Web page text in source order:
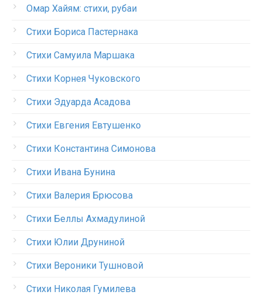
Омар Хайям: стихи, рубаи
Стихи Бориса Пастернака
Стихи Самуила Маршака
Стихи Корнея Чуковского
Стихи Эдуарда Асадова
Стихи Евгения Евтушенко
Стихи Константина Симонова
Стихи Ивана Бунина
Стихи Валерия Брюсова
Стихи Беллы Ахмадулиной
Стихи Юлии Друниной
Стихи Вероники Тушновой
Стихи Николая Гумилева